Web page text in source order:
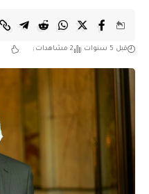
قبل 5 سنوات 2 مشاهدات